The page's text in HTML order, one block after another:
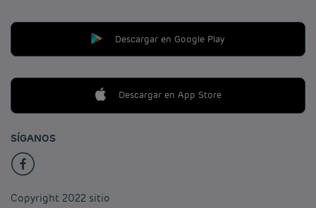
Descargar en Google Play
Descargar en App Store
SÍGANOS
Copyright 2022 sitio